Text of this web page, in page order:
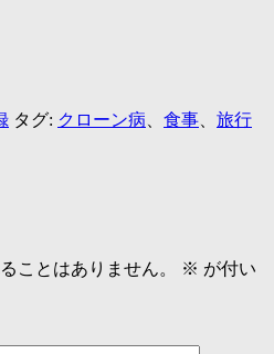
タグ: クローン病、 食事、 旅行
ことはありません。 ※ が付い